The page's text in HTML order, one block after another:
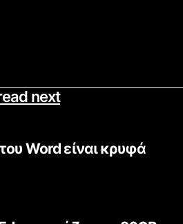
next
Word είναι κρυφά